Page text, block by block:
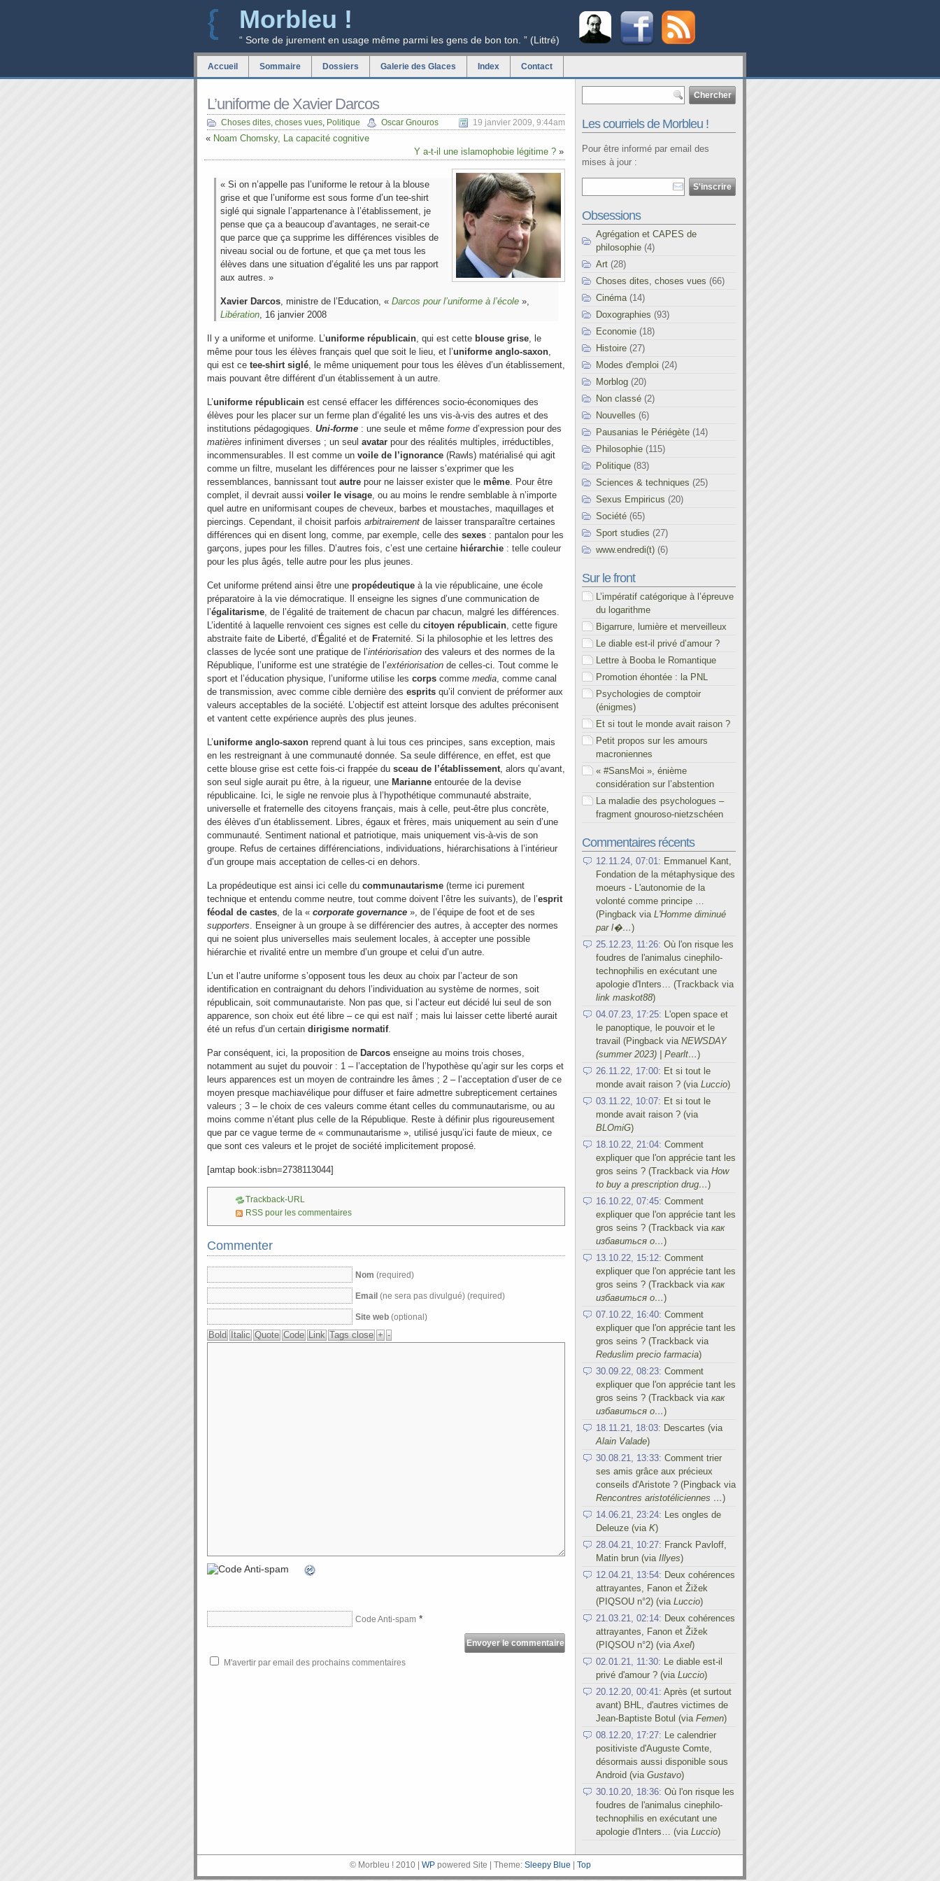
Morbleu !
“ Sorte de jurement en usage même parmi les gens de bon ton. ” (Littré)
Accueil Sommaire Dossiers Galerie des Glaces Index Contact
L’uniforme de Xavier Darcos
Choses dites, choses vues, Politique Oscar Gnouros 19 janvier 2009, 9:44am
« Noam Chomsky, La capacité cognitive
Y a-t-il une islamophobie légitime ? »
« Si on n’appelle pas l’uniforme le retour à la blouse
grise et que l’uniforme est sous forme d’un tee-shirt
siglé qui signale l’appartenance à l’établissement, je
pense que ça a beaucoup d’avantages, ne serait-ce
que parce que ça supprime les différences visibles de
niveau social ou de fortune, et que ça met tous les
élèves dans une situation d’égalité les uns par rapport
aux autres. »
Xavier Darcos, ministre de l’Education, « Darcos pour l’uniforme à l’école »,
Libération, 16 janvier 2008
Il y a uniforme et uniforme. L’uniforme républicain, qui est cette blouse grise, le
même pour tous les élèves français quel que soit le lieu, et l’uniforme anglo-saxon,
qui est ce tee-shirt siglé, le même uniquement pour tous les élèves d’un établissement,
mais pouvant être différent d’un établissement à un autre.
L’uniforme républicain est censé effacer les différences socio-économiques des
élèves pour les placer sur un ferme plan d’égalité les uns vis-à-vis des autres et des
institutions pédagogiques. Uni-forme : une seule et même forme d’expression pour des
matières infiniment diverses ; un seul avatar pour des réalités multiples, irréductibles,
incommensurables. Il est comme un voile de l’ignorance (Rawls) matérialisé qui agit
comme un filtre, muselant les différences pour ne laisser s’exprimer que les
ressemblances, bannissant tout autre pour ne laisser exister que le même. Pour être
complet, il devrait aussi voiler le visage, ou au moins le rendre semblable à n’importe
quel autre en uniformisant coupes de cheveux, barbes et moustaches, maquillages et
piercings. Cependant, il choisit parfois arbitrairement de laisser transparaître certaines
différences qui en disent long, comme, par exemple, celle des sexes : pantalon pour les
garçons, jupes pour les filles. D’autres fois, c’est une certaine hiérarchie : telle couleur
pour les plus âgés, telle autre pour les plus jeunes.
Cet uniforme prétend ainsi être une propédeutique à la vie républicaine, une école
préparatoire à la vie démocratique. Il enseigne les signes d’une communication de
l’égalitarisme, de l’égalité de traitement de chacun par chacun, malgré les différences.
L’identité à laquelle renvoient ces signes est celle du citoyen républicain, cette figure
abstraite faite de Liberté, d’ Égalité et de Fraternité. Si la philosophie et les lettres des
classes de lycée sont une pratique de l’intériorisation des valeurs et des normes de la
République, l’uniforme est une stratégie de l’extériorisation de celles-ci. Tout comme le
sport et l’éducation physique, l’uniforme utilise les corps comme media, comme canal
de transmission, avec comme cible dernière des esprits qu’il convient de préformer aux
valeurs acceptables de la société. L’objectif est atteint lorsque des adultes préconisent
et vantent cette expérience auprès des plus jeunes.
L’uniforme anglo-saxon reprend quant à lui tous ces principes, sans exception, mais
en les restreignant à une communauté donnée. Sa seule différence, en effet, est que
cette blouse grise est cette fois-ci frappée du sceau de l’établissement, alors qu’avant,
son seul sigle aurait pu être, à la rigueur, une Marianne entourée de la devise
républicaine. Ici, le sigle ne renvoie plus à l’hypothétique communauté abstraite,
universelle et fraternelle des citoyens français, mais à celle, peut-être plus concrète,
des élèves d’un établissement. Libres, égaux et frères, mais uniquement au sein d’une
communauté. Sentiment national et patriotique, mais uniquement vis-à-vis de son
groupe. Refus de certaines différenciations, individuations, hiérarchisations à l’intérieur
d’un groupe mais acceptation de celles-ci en dehors.
La propédeutique est ainsi ici celle du communautarisme (terme ici purement
technique et entendu comme neutre, tout comme doivent l’être les suivants), de l’esprit
féodal de castes, de la « corporate governance », de l’équipe de foot et de ses
supporters. Enseigner à un groupe à se différencier des autres, à accepter des normes
qui ne soient plus universelles mais seulement locales, à accepter une possible
hiérarchie et rivalité entre un membre d’un groupe et celui d’un autre.
L’un et l’autre uniforme s’opposent tous les deux au choix par l’acteur de son
identification en contraignant du dehors l’individuation au système de normes, soit
républicain, soit communautariste. Non pas que, si l’acteur eut décidé lui seul de son
apparence, son choix eut été libre – ce qui est naïf ; mais lui laisser cette liberté aurait
été un refus d’un certain dirigisme normatif.
Par conséquent, ici, la proposition de Darcos enseigne au moins trois choses,
notamment au sujet du pouvoir : 1 – l’acceptation de l’hypothèse qu’agir sur les corps et
leurs apparences est un moyen de contraindre les âmes ; 2 – l’acceptation d’user de ce
moyen presque machiavélique pour diffuser et faire admettre subrepticement certaines
valeurs ; 3 – le choix de ces valeurs comme étant celles du communautarisme, ou au
moins comme n’étant plus celle de la République. Reste à définir plus rigoureusement
que par ce vague terme de « communautarisme », utilisé jusqu’ici faute de mieux, ce
que sont ces valeurs et le projet de société implicitement proposé.
[amtap book:isbn=2738113044]
Trackback-URL
RSS pour les commentaires
Commenter
Nom (required)
Email (ne sera pas divulgué) (required)
Site web (optional)
Code Anti-spam *
M'avertir par email des prochains commentaires
Les courriels de Morbleu !
Pour être informé par email des
mises à jour :
Obsessions
Agrégation et CAPES de
philosophie (4)
Art (28)
Choses dites, choses vues (66)
Cinéma (14)
Doxographies (93)
Economie (18)
Histoire (27)
Modes d'emploi (24)
Morblog (20)
Non classé (2)
Nouvelles (6)
Pausanias le Périégète (14)
Philosophie (115)
Politique (83)
Sciences & techniques (25)
Sexus Empiricus (20)
Société (65)
Sport studies (27)
www.endredi(t) (6)
Sur le front
L’impératif catégorique à l’épreuve
du logarithme
Bigarrure, lumière et merveilleux
Le diable est-il privé d’amour ?
Lettre à Booba le Romantique
Promotion éhontée : la PNL
Psychologies de comptoir
(énigmes)
Et si tout le monde avait raison ?
Petit propos sur les amours
macroniennes
« #SansMoi », énième
considération sur l’abstention
La maladie des psychologues –
fragment gnouroso-nietzschéen
Commentaires récents
12.11.24, 07:01: Emmanuel Kant,
Fondation de la métaphysique des
moeurs - L'autonomie de la
volonté comme principe …
(Pingback via L'Homme diminué
par l�…)
25.12.23, 11:26: Où l'on risque les
foudres de l'animalus cinephilo-
technophilis en exécutant une
apologie d'Inters… (Trackback via
link maskot88)
04.07.23, 17:25: L'open space et
le panoptique, le pouvoir et le
travail (Pingback via NEWSDAY
(summer 2023) | Pearlt…)
26.11.22, 17:00: Et si tout le
monde avait raison ? (via Luccio)
03.11.22, 10:07: Et si tout le
monde avait raison ? (via
BLOmiG)
18.10.22, 21:04: Comment
expliquer que l'on apprécie tant les
gros seins ? (Trackback via How
to buy a prescription drug…)
16.10.22, 07:45: Comment
expliquer que l'on apprécie tant les
gros seins ? (Trackback via как
избавиться о…)
13.10.22, 15:12: Comment
expliquer que l'on apprécie tant les
gros seins ? (Trackback via как
избавиться о…)
07.10.22, 16:40: Comment
expliquer que l'on apprécie tant les
gros seins ? (Trackback via
Reduslim precio farmacia)
30.09.22, 08:23: Comment
expliquer que l'on apprécie tant les
gros seins ? (Trackback via как
избавиться о…)
18.11.21, 18:03: Descartes (via
Alain Valade)
30.08.21, 13:33: Comment trier
ses amis grâce aux précieux
conseils d'Aristote ? (Pingback via
Rencontres aristotéliciennes …)
14.06.21, 23:24: Les ongles de
Deleuze (via K)
28.04.21, 10:27: Franck Pavloff,
Matin brun (via Illyes)
12.04.21, 13:54: Deux cohérences
attrayantes, Fanon et Žižek
(PIQSOU n°2) (via Luccio)
21.03.21, 02:14: Deux cohérences
attrayantes, Fanon et Žižek
(PIQSOU n°2) (via Axel)
02.01.21, 11:30: Le diable est-il
privé d'amour ? (via Luccio)
20.12.20, 00:41: Après (et surtout
avant) BHL, d'autres victimes de
Jean-Baptiste Botul (via Femen)
08.12.20, 17:27: Le calendrier
positiviste d'Auguste Comte,
désormais aussi disponible sous
Android (via Gustavo)
30.10.20, 18:36: Où l'on risque les
foudres de l'animalus cinephilo-
technophilis en exécutant une
apologie d'Inters… (via Luccio)
© Morbleu ! 2010 | WPpowered Site | Theme: Sleepy Blue | Top